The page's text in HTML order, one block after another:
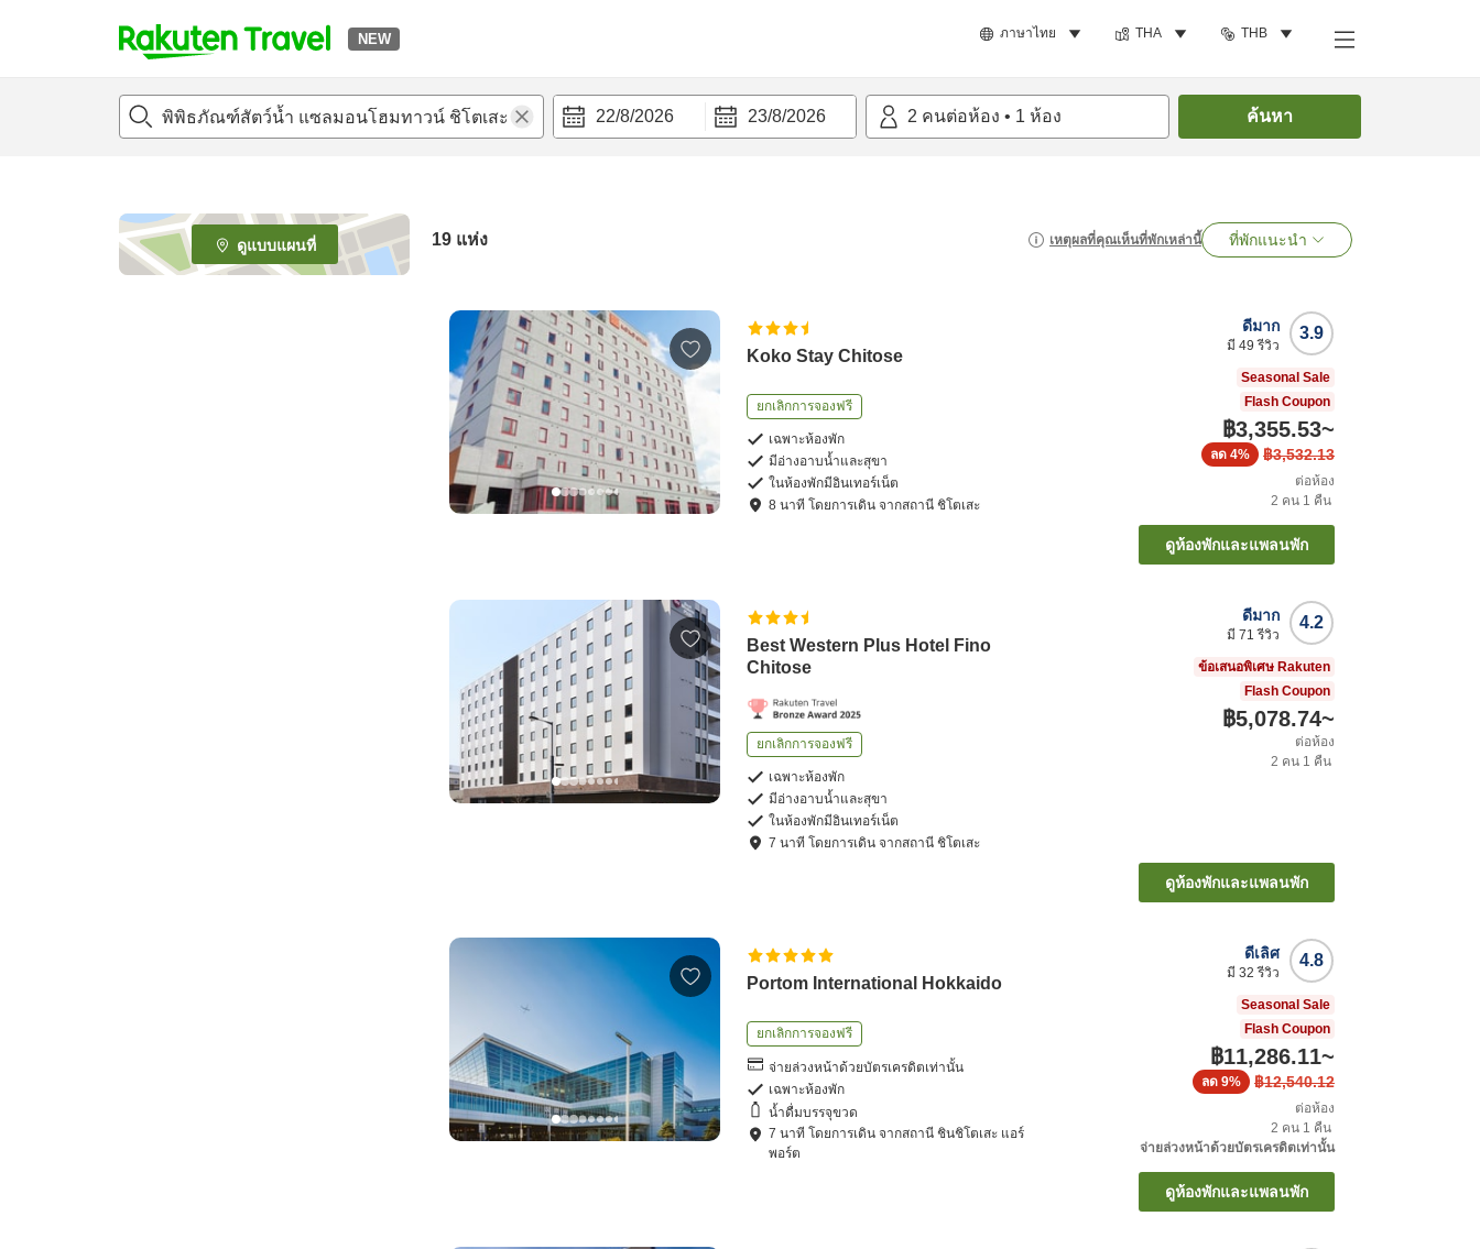
NEW ภาษาไทย THA THB
t
p
e
_
s
22/8/2026 23/8/2026 2 คนต่อห้อง • 1 ห้อง ค้นหา
ดูแบบแผนที่ 19 แห่ง เหตุผลที่คุณเห็นที่พักเหล่านี้ ที่พักแนะนำ
Koko Stay Chitose
ยกเลิกการจองฟรี
เฉพาะห้องพัก
มีอ่างอาบน้ำและสุขา
ในห้องพักมีอินเทอร์เน็ต
8 นาที โดยการเดิน จากสถานี ชิโตเสะ
3.9
ดีมาก
มี 49 รีวิว
Seasonal Sale
Flash Coupon
฿3,355.53~
฿3,532.13
ลด 4%
ต่อห้อง
2 คน 1 คืน
ดูห้องพักและแพลนพัก
Best Western Plus Hotel Fino
Chitose
ยกเลิกการจองฟรี
เฉพาะห้องพัก
มีอ่างอาบน้ำและสุขา
ในห้องพักมีอินเทอร์เน็ต
7 นาที โดยการเดิน จากสถานี ชิโตเสะ
4.2
ดีมาก
มี 71 รีวิว
ข้อเสนอพิเศษ Rakuten
Flash Coupon
฿5,078.74~
ต่อห้อง
2 คน 1 คืน
ดูห้องพักและแพลนพัก
Portom International Hokkaido
ยกเลิกการจองฟรี
จ่ายล่วงหน้าด้วยบัตรเครดิตเท่านั้น
เฉพาะห้องพัก
น้ำดื่มบรรจุขวด
7 นาที โดยการเดิน จากสถานี ชินชิโตเสะ แอร์
พอร์ต
4.8
ดีเลิศ
มี 32 รีวิว
Seasonal Sale
Flash Coupon
฿11,286.11~
฿12,540.12
ลด 9%
ต่อห้อง
2 คน 1 คืน
จ่ายล่วงหน้าด้วยบัตรเครดิตเท่านั้น
ดูห้องพักและแพลนพัก